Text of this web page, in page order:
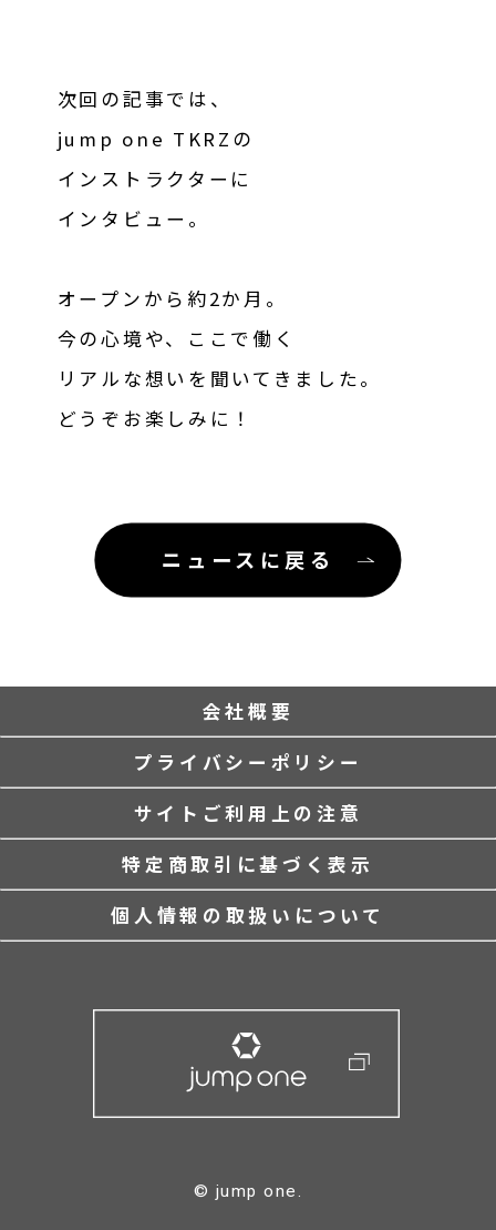
次回の記事では、
jump one TKRZの
インストラクターに
インタビュー。
オープンから約2か月。
今の心境や、ここで働く
リアルな想いを聞いてきました。
どうぞお楽しみに！
ニュースに戻る
会社概要
プライバシーポリシー
サイトご利用上の注意
特定商取引に基づく表示
個人情報の取扱いについて
© jump one.